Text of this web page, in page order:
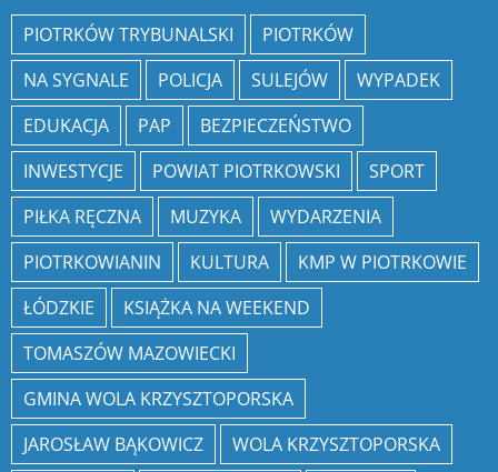
PIOTRKÓW TRYBUNALSKI
PIOTRKÓW
NA SYGNALE
POLICJA SULEJÓW
WYPADEK
EDUKACJA
PAP
BEZPIECZEŃSTWO
INWESTYCJE
POWIAT PIOTRKOWSKI
SPORT
PIŁKA RĘCZNA
MUZYKA
WYDARZENIA
PIOTRKOWIANIN
KULTURA
KMP W PIOTRKOWIE
ŁÓDZKIE
KSIĄŻKA NA WEEKEND
TOMASZÓW MAZOWIECKI
GMINA WOLA KRZYSZTOPORSKA
JAROSŁAW BĄKOWICZ
WOLA KRZYSZTOPORSKA